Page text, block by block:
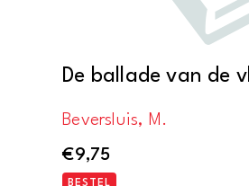
De ballade van de
Beversluis, M.
€9,75
BESTEL